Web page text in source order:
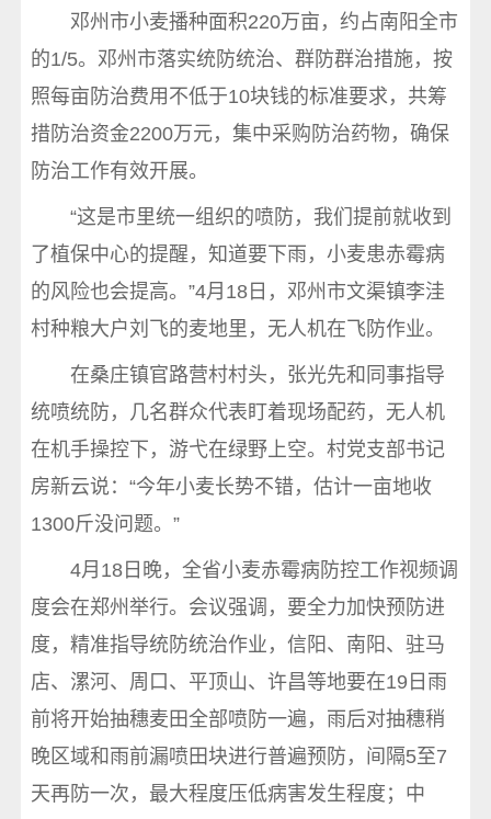
邓州市小麦播种面积220万亩，约占南阳全市
的1/5。邓州市落实统防统治、群防群治措施，按
照每亩防治费用不低于10块钱的标准要求，共筹
措防治资金2200万元，集中采购防治药物，确保
防治工作有效开展。
“这是市里统一组织的喷防，我们提前就收到
了植保中心的提醒，知道要下雨，小麦患赤霉病
的风险也会提高。”4月18日，邓州市文渠镇李洼
村种粮大户刘飞的麦地里，无人机在飞防作业。
在桑庄镇官路营村村头，张光先和同事指导
统喷统防，几名群众代表盯着现场配药，无人机
在机手操控下，游弋在绿野上空。村党支部书记
房新云说：“今年小麦长势不错，估计一亩地收
1300斤没问题。”
4月18日晚，全省小麦赤霉病防控工作视频调
度会在郑州举行。会议强调，要全力加快预防进
度，精准指导统防统治作业，信阳、南阳、驻马
店、漯河、周口、平顶山、许昌等地要在19日雨
前将开始抽穗麦田全部喷防一遍，雨后对抽穗稍
晚区域和雨前漏喷田块进行普遍预防，间隔5至7
天再防一次，最大程度压低病害发生程度；中